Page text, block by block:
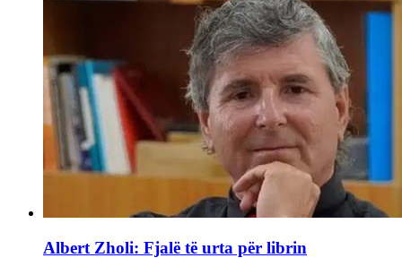
Albert Zholi: Fjalë të urta për librin